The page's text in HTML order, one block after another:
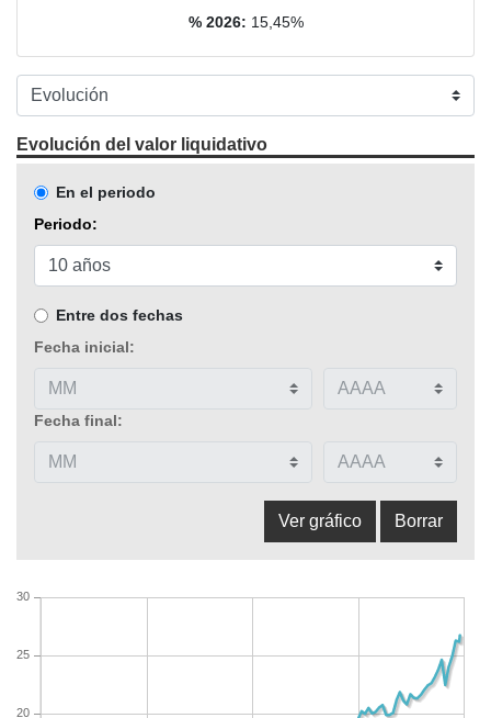
% 2026: 15,45%
Evolución del valor liquidativo
En el periodo
Periodo:
Entre dos fechas
Fecha inicial:
Fecha final:
20
25
30